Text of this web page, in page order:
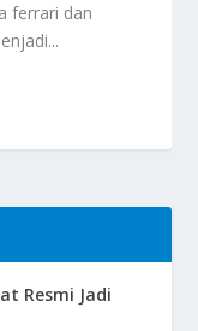
ferrari dan
Resmi Jadi